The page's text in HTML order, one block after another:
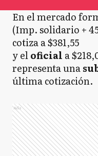
En el mercado
(Imp. solidario +
cotiza a $381,55
y eloficial a
representa una
última cotización.
Ads